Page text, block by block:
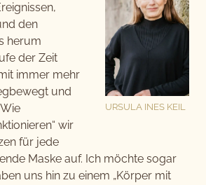
URSULA INES KEIL
den
herum
der Zeit
immer mehr
und
wir
für jede
Maske auf. Ich möchte sogar
uns hin zu einem „Körper mit